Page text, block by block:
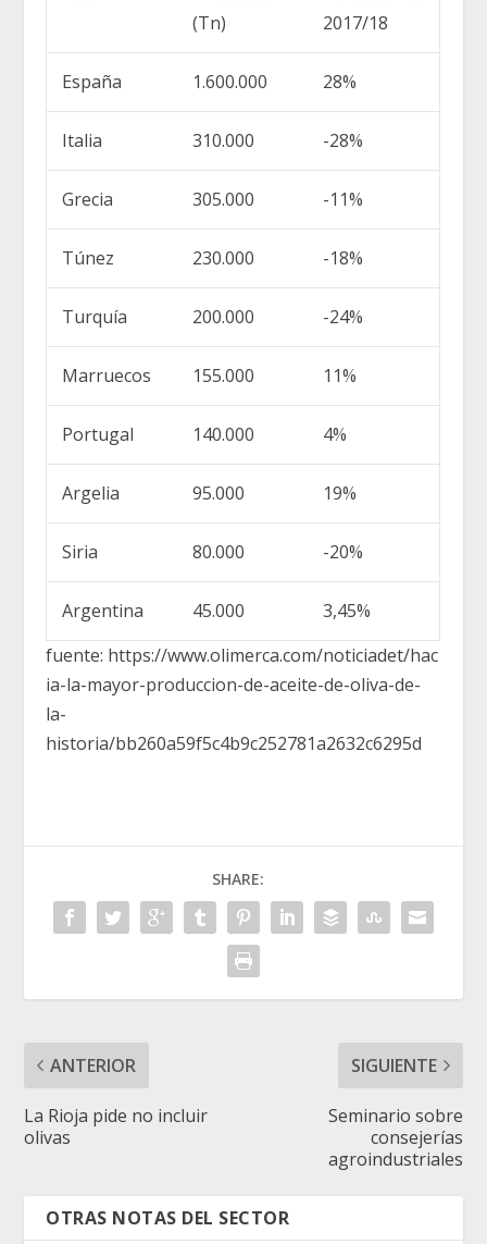
(Tn)
2017/18
España 1.600.000 28%
Italia 310.000 -28%
Grecia 305.000 -11%
Túnez 230.000 -18%
Turquía 200.000 -24%
Marruecos 155.000 11%
Portugal 140.000 4%
Argelia 95.000 19%
Siria 80.000 -20%
Argentina 45.000
3,45%
fuente: https://www.olimerca.com/noticiadet/hac
ia-la-mayor-produccion-de-aceite-de-oliva-de-
la-
historia/bb260a59f5c4b9c252781a2632c6295d
SHARE:
ANTERIOR
La Rioja pide no incluir
olivas
SIGUIENTE
Seminario sobre
consejerías
agroindustriales
OTRAS NOTAS DEL SECTOR